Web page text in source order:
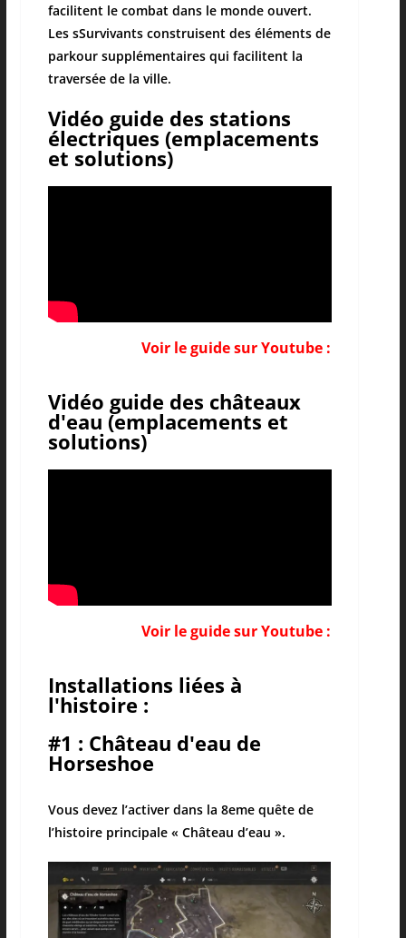
facilitent le combat dans le monde ouvert.
Les sSurvivants construisent des éléments de
parkour supplémentaires qui facilitent la
traversée de la ville.
Vidéo guide des stations
électriques (emplacements
et solutions)
Voir le guide sur Youtube :
Vidéo guide des châteaux
d'eau (emplacements et
solutions)
Voir le guide sur Youtube :
Installations liées à
l'histoire :
#1 : Château d'eau de
Horseshoe
Vous devez l’activer dans la 8eme quête de
l’histoire principale « Château d’eau ».